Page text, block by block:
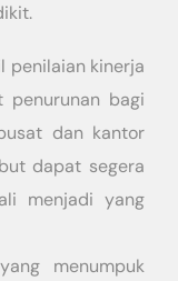
penilaian kinerja
penurunan bagi
dan kantor
dapat segera
menjadi yang
menumpuk